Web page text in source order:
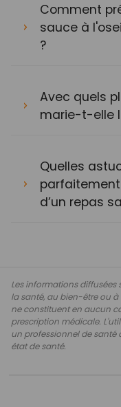
Comment
sauce à
?
Avec quels
marie-t-elle
Quelles
d’un repas
Les informations diffusées
la santé, au bien-être ou
ne constituent en aucun
prescription médicale.
un professionnel de
état de santé.